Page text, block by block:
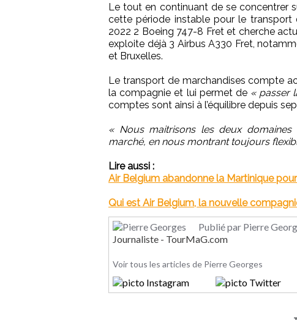
Le tout en continuant de se concentrer
cette période instable pour le transport
2022 2 Boeing 747-8 Fret et cherche
exploite déjà 3 Airbus A330 Fret,
et Bruxelles.
Le transport de marchandises compte
la compagnie et lui permet de « passer
comptes sont ainsi à l’équilibre depuis
« Nous maitrisons les deux
marché, en nous montrant toujours
Lire aussi :
Air Belgium abandonne la Martinique
Qui est Air Belgium, la nouvelle
Publié par Pierre
Journaliste - TourMaG.com
Voir tous les articles de Pierre Georges